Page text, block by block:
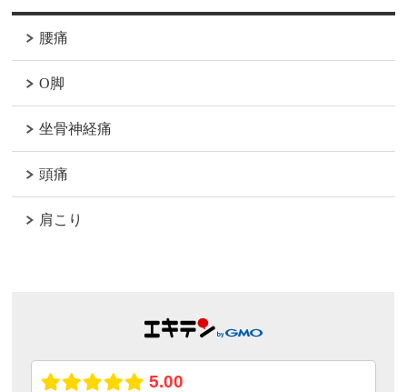
腰痛
O脚
坐骨神経痛
頭痛
肩こり